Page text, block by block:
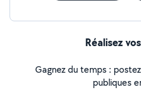
Réalisez
Gagnez du temps :
publiques